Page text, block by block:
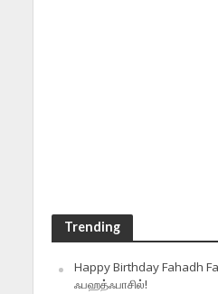
Trending
Happy Birthday
ஃபஹத்ஃபாசில்!